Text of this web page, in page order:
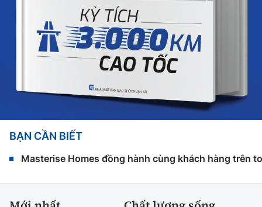
BẠN CẦN BIẾT
Masterise Homes đồng hành cùng khách hàng trên